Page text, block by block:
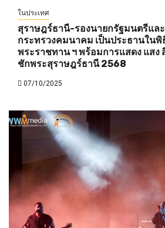
ในประเทศ
สุราษฎร์ธานี-รองนายกรัฐมนตรีแล
กระทรวงคมนาคม เป็นประธานในพิ
พระราชทาน ฯ พร้อมการแสดง แสง
ชักพระสุราษฎร์ธานี 2568
07/10/2025